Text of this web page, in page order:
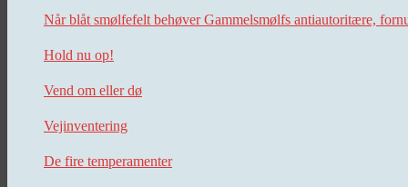
Når blåt smølfefelt behøver Gammelsmølfs antiautoritære,
Hold nu op!
Vend om eller dø
Vejinventering
De fire temperamenter